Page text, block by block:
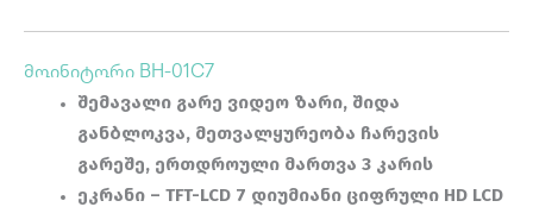
მოინიტორი BH-01C7
შემავალი გარე ვიდეო ზარი, შიდა
განბლოკვა, მეთვალყურეობა ჩარევის
გარეშე, ერთდროული მართვა 3 კარის
ეკრანი – TFT-LCD 7 დიუმიანი ციფრული HD LCD